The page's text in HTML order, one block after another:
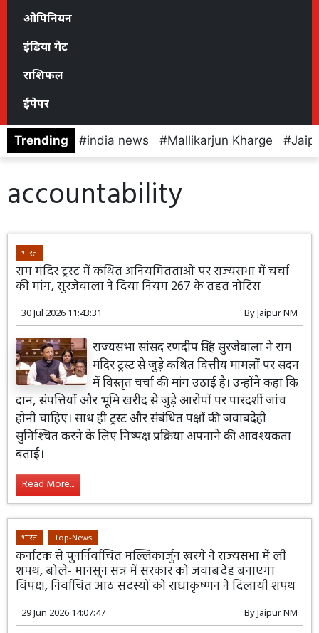
ओपिनियन
इंडिया गेट
राशिफल
ईपेपर
Trending india news Mallikarjun Kharge
accountability
भारत
राम मंदिर ट्रस्ट में कथित अनियमितताओं पर राज्यसभा में चर्चा
की मांग, सुरजेवाला ने दिया नियम 267 के तहत नोटिस
30 Jul 2026 11:43:31 ByJaipur NM
राज्यसभा सांसद रणदीप सिंह सुरजेवाला ने राम
मंदिर ट्रस्ट से जुड़े कथित वित्तीय मामलों पर सदन
में विस्तृत चर्चा की मांग उठाई है। उन्होंने कहा कि
दान, संपत्तियों और भूमि खरीद से जुड़े आरोपों पर पारदर्शी जांच
होनी चाहिए। साथ ही ट्रस्ट और संबंधित पक्षों की जवाबदेही
सुनिश्चित करने के लिए निष्पक्ष प्रक्रिया अपनाने की आवश्यकता
बताई।
Read More...
भारत Top-News
कर्नाटक से पुनर्निर्वाचित मल्लिकार्जुन खरगे ने राज्यसभा में ली
शपथ, बोले- मानसून सत्र में सरकार को जवाबदेह बनाएगा
विपक्ष, निर्वाचित आठ सदस्यों को राधाकृष्णन ने दिलायी शपथ
29 Jun 2026 14:07:47 ByJaipur NM